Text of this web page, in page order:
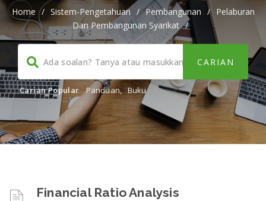
Home / Sistem-Pengetahuan / Pembangunan /
Pelaburan
Dan Pembangunan Syarikat /
Carian Popular Panduan, Buku
Financial Ratio Analysis